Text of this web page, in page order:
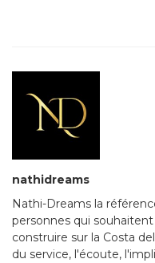
nathidreams
Nathi-Dreams la
personnes qui
construire sur la Costa
du service, l'écoute,